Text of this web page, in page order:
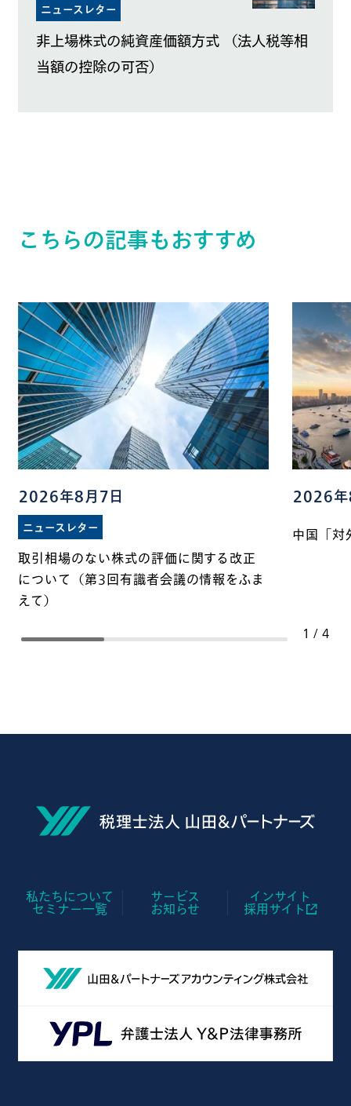
ニュースレター
非上場株式の純資産価額方式 （法人税等相
当額の控除の可否）
こちらの記事もおすすめ
2026年8月7日
ニュースレター
取引相場のない株式の評価に関する改正
について（第3回有識者会議の情報をふま
えて）
2026年
中国「対
1 /4
私たちについて サービス
インサイト
セミナー一覧
お知らせ 採用サイト